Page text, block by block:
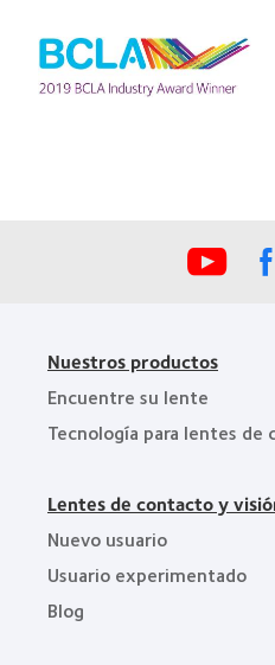
Manufacturing
Leadership
100
(ML
Learn
more
about
Nuestros productos
Encuentre su lente
Tecnología para lentes de
Lentes de contacto y
Nuevo usuario
Usuario experimentado
Blog